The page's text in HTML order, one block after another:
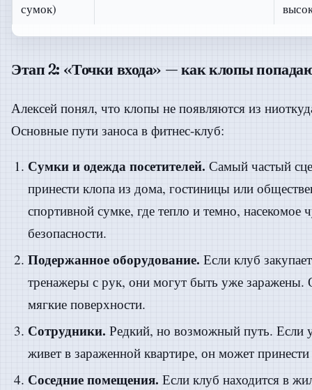
сумок)
Этап 2: «Точки входа» — как клопы
Алексей понял, что клопы не появляются из
Основные пути заноса в фитнес-клуб:
Сумки и одежда посетителей. Самый частый
принести клопа из дома, гостиницы или
спортивной сумке, где тепло и темно, насекомое
безопасности.
Подержанное оборудование. Если клуб
тренажеры с рук, они могут быть уже заражены.
мягкие поверхности.
Сотрудники. Редкий, но возможный путь. Если
живет в зараженной квартире, он может
Соседние помещения. Если клуб находится в